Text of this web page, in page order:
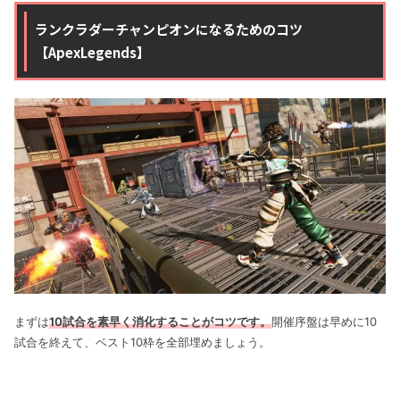
ランクラダーチャンピオンになるためのコツ
【ApexLegends】
まずは10試合を素早く消化することがコツです。開催序盤は早めに10
試合を終えて、ベスト10枠を全部埋めましょう。